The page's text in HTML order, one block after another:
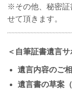
※その他、秘密証
せて頂きます。
＜自筆証書遺言
遺言内容のご
遺言書の草案